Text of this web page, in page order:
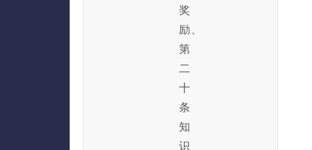
奖
励、
第
二
十
条
知
识